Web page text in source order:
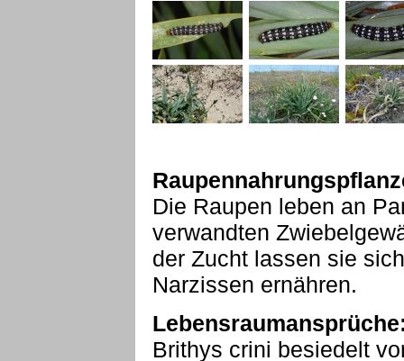
Die Raupen leben an
verwandten
der Zucht lassen sie
Narzissen ernähren.
Brithys crini besiedelt